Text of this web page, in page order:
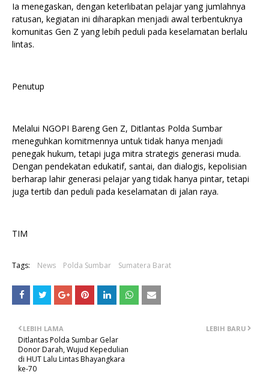
Ia menegaskan, dengan keterlibatan pelajar yang jumlahnya
ratusan, kegiatan ini diharapkan menjadi awal terbentuknya
komunitas Gen Z yang lebih peduli pada keselamatan berlalu
lintas.
Penutup
Melalui NGOPI Bareng Gen Z, Ditlantas Polda Sumbar
meneguhkan komitmennya untuk tidak hanya menjadi
penegak hukum, tetapi juga mitra strategis generasi muda.
Dengan pendekatan edukatif, santai, dan dialogis, kepolisian
berharap lahir generasi pelajar yang tidak hanya pintar, tetapi
juga tertib dan peduli pada keselamatan di jalan raya.
TIM
Tags: News Polda Sumbar Sumatera Barat
LEBIH BARU
LEBIH LAMA
Ditlantas Polda Sumbar Gelar
Donor Darah, Wujud Kepedulian
di HUT Lalu Lintas Bhayangkara
ke-70